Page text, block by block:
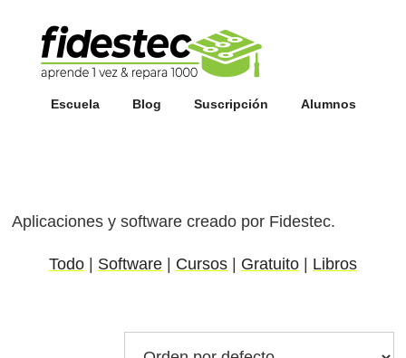
Escuela Blog Suscripción Alumnos
Aplicaciones y software creado por Fidestec.
Todo Software Cursos Gratuito Libros